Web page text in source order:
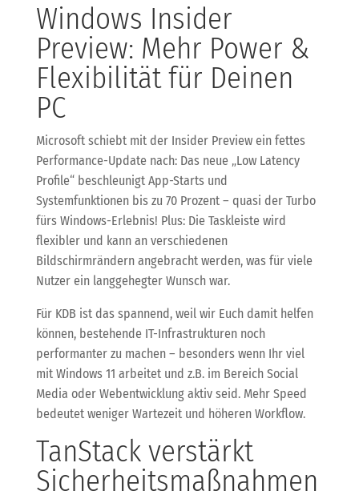
Windows Insider
Preview: Mehr Power &
Flexibilität für Deinen
PC
Microsoft schiebt mit der Insider Preview ein fettes
Performance-Update nach: Das neue „Low Latency
Profile“ beschleunigt App-Starts und
Systemfunktionen bis zu 70 Prozent – quasi der Turbo
fürs Windows-Erlebnis! Plus: Die Taskleiste wird
flexibler und kann an verschiedenen
Bildschirmrändern angebracht werden, was für viele
Nutzer ein langgehegter Wunsch war.
Für KDB ist das spannend, weil wir Euch damit helfen
können, bestehende IT-Infrastrukturen noch
performanter zu machen – besonders wenn Ihr viel
mit Windows 11 arbeitet und z.B. im Bereich Social
Media oder Webentwicklung aktiv seid. Mehr Speed
bedeutet weniger Wartezeit und höheren Workflow.
TanStack verstärkt
Sicherheitsmaßnahmen